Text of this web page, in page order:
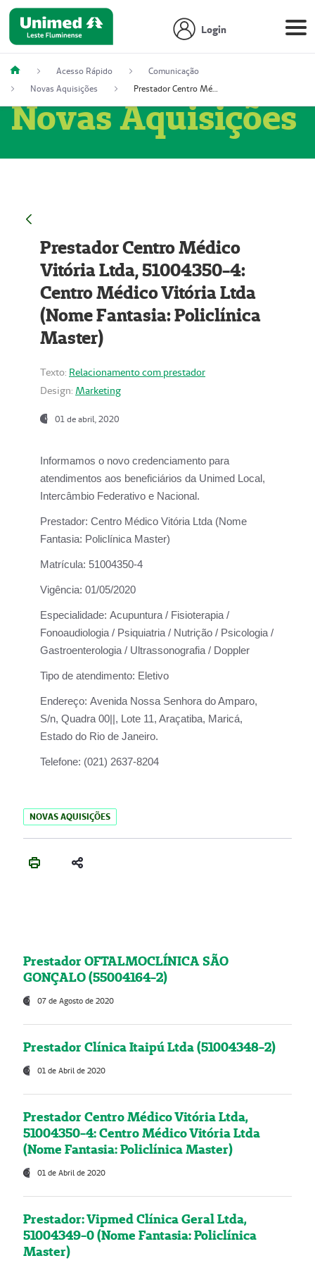
Login
Acesso Rápido
Comunicação
Novas Aquisições
Prestador Centro Médico Vitória Ltda, 51004350-4: Centro Médico Vitória Ltda (Nome Fantasia: Policlínica Master)
Novas Aquisições
Prestador Centro Médico
Vitória Ltda, 51004350-4:
Centro Médico Vitória Ltda
(Nome Fantasia: Policlínica
Master)
Texto: Relacionamento com prestador
Design: Marketing
01 de abril, 2020
Informamos o novo credenciamento para
atendimentos aos beneficiários da Unimed Local,
Intercâmbio Federativo e Nacional.
Prestador: Centro Médico Vitória Ltda (Nome
Fantasia: Policlínica Master)
Matrícula: 51004350-4
Vigência: 01/05/2020
Especialidade: Acupuntura / Fisioterapia /
Fonoaudiologia / Psiquiatria / Nutrição / Psicologia /
Gastroenterologia / Ultrassonografia / Doppler
Tipo de atendimento: Eletivo
Endereço: Avenida Nossa Senhora do Amparo,
S/n, Quadra 00||, Lote 11, Araçatiba, Maricá,
Estado do Rio de Janeiro.
Telefone: (021) 2637-8204
NOVAS AQUISIÇÕES
Prestador OFTALMOCLÍNICA SÃO
GONÇALO (55004164-2)
07 de Agosto de 2020
Prestador Clínica Itaipú Ltda (51004348-2)
01 de Abril de 2020
Prestador Centro Médico Vitória Ltda,
51004350-4: Centro Médico Vitória Ltda
(Nome Fantasia: Policlínica Master)
01 de Abril de 2020
Prestador: Vipmed Clínica Geral Ltda,
51004349-0 (Nome Fantasia: Policlínica
Master)